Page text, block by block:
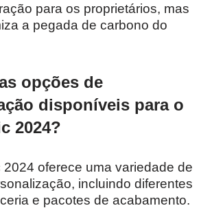
para os proprietários, mas
a pegada de carbono do
opções de
disponíveis para o
2024?
2024 oferece uma variedade de
incluindo diferentes
e pacotes de acabamento.